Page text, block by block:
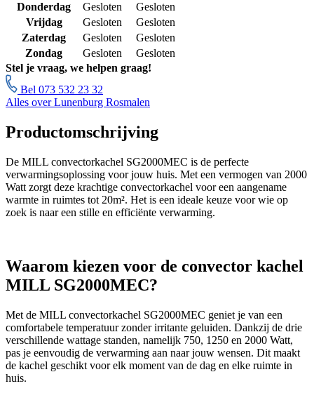
Donderdag
Gesloten
Gesloten
Vrijdag
Gesloten
Gesloten
Zaterdag
Gesloten
Gesloten
Zondag
Gesloten
Gesloten
Stel je vraag, we helpen graag!
Bel 073 532 23 32
Alles over Lunenburg Rosmalen
Productomschrijving
De MILL convectorkachel SG2000MEC is de perfecte
verwarmingsoplossing voor jouw huis. Met een vermogen van 2000
Watt zorgt deze krachtige convectorkachel voor een aangename
warmte in ruimtes tot 20m². Het is een ideale keuze voor wie op
zoek is naar een stille en efficiënte verwarming.
Waarom kiezen voor de convector kachel
MILL SG2000MEC?
Met de MILL convectorkachel SG2000MEC geniet je van een
comfortabele temperatuur zonder irritante geluiden. Dankzij de drie
verschillende wattage standen, namelijk 750, 1250 en 2000 Watt,
pas je eenvoudig de verwarming aan naar jouw wensen. Dit maakt
de kachel geschikt voor elk moment van de dag en elke ruimte in
huis.